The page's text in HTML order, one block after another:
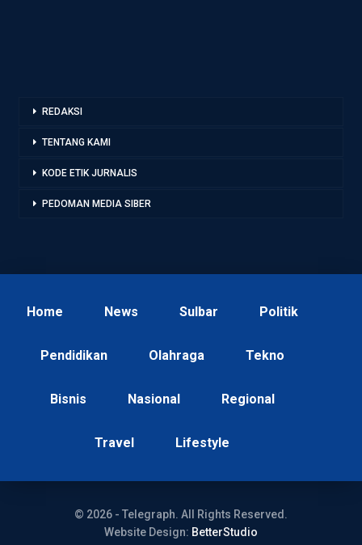
REDAKSI
TENTANG KAMI
KODE ETIK JURNALIS
PEDOMAN MEDIA SIBER
Home News Sulbar Politik
Pendidikan Olahraga Tekno
Bisnis Nasional Regional
Travel Lifestyle
© 2026 - Telegraph. All Rights Reserved.
Website Design: BetterStudio